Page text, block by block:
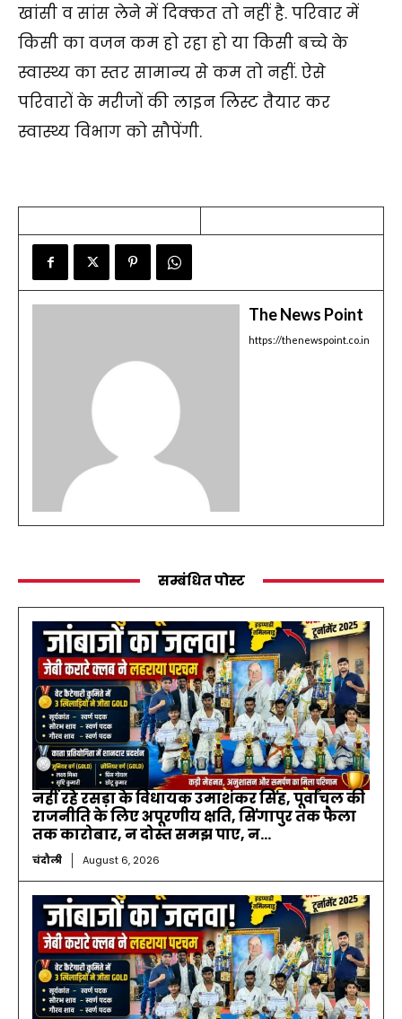
खांसी व सांस लेने में दिक्कत तो नहीं है. परिवार में
किसी का वजन कम हो रहा हो या किसी बच्चे के
स्वास्थ्य का स्तर सामान्य से कम तो नहीं. ऐसे
परिवारों के मरीजों की लाइन लिस्ट तैयार कर
स्वास्थ्य विभाग को सौपेंगी.
The News Point
https://thenewspoint.co.in
सम्बंधित पोस्ट
नहीं रहे रसड़ा के विधायक उमाशंकर सिंह, पूर्वांचल की
राजनीति के लिए अपूरणीय क्षति, सिंगापुर तक फैला
तक कारोबार, न दोस्त समझ पाए, न...
चंदौली August 6, 2026